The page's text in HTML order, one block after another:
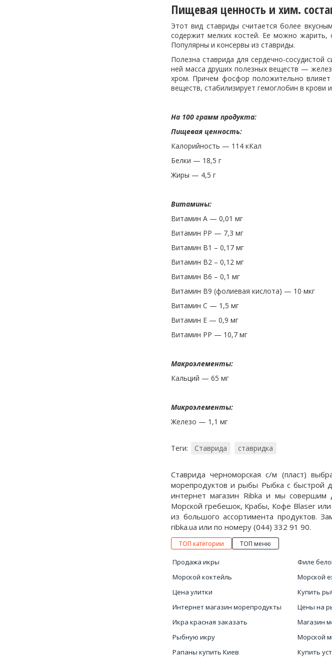
Пищевая ценность и хим.
Этот вид ставриды считается более
содержит мелких костей. Ее можно жарить,
Популярны и консервы из ставриды.
Полезна ставрида для сердечно-
ней масса друших полезных веществ —
хром. Причем фосфор положительно
веществ, стабилизирует гемоглобин в крови
На 100 грамм продукта:
Пищевая ценность:
Калорийность — 114 кКал
Белки — 18,5 г
Жиры — 4,5 г
Витамины:
Витамин A — 0,01 мг
Витамин PP — 7,3 мг
Витамин B1 – 0,17 мг
Витамин B2 – 0,12 мг
Витамин B6 – 0,1 мг
Витамин B9 (фолиевая кислота) — 10 мкг
Витамин С — 1,5 мг
Витамин Е — 0,9 мг
Витамин PP — 10,7 мг
Макроэлементы:
Кальций — 65 мг
Микроэлементы:
Железо — 1,1 мг
Теги: Ставрида ставридка
Ставрида черноморская с/м (пласт)
морепродуктов и рыбы Рыбка с быстрой
интернет магазин Ribka и мы совершим
Морской гребешок, Крабы, Кофе Blaser или
из большого ассортимента продуктов.
ribka.ua или по номеру (044) 332 91 90.
ТОП категории ТОП меню
Продажа икры
Морской коктейль
Цена улитки
Интернет магазин морепродукты
Икра красная заказать
Рыбную икру
Рапаны купить Киев
Филе
Морской
Купить
Цены на
Магазин
Морской
Купить